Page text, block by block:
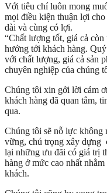
Với tiêu chí luôn mong
mọi điều kiện thuận lợi
dài và cùng có lợi.
“Chất lượng tốt, giá cả
hướng tới khách hàng.
với chất lượng, giá cả sản
chuyên nghiệp của chúng
Chúng tôi xin gởi lời cảm
khách hàng đã quan tâm,
qua.
Chúng tôi sẽ nỗ lực không
vững, chú trọng xây dựng
lại những ưu đãi có giá trị
hàng ở mức cao nhất
khách.